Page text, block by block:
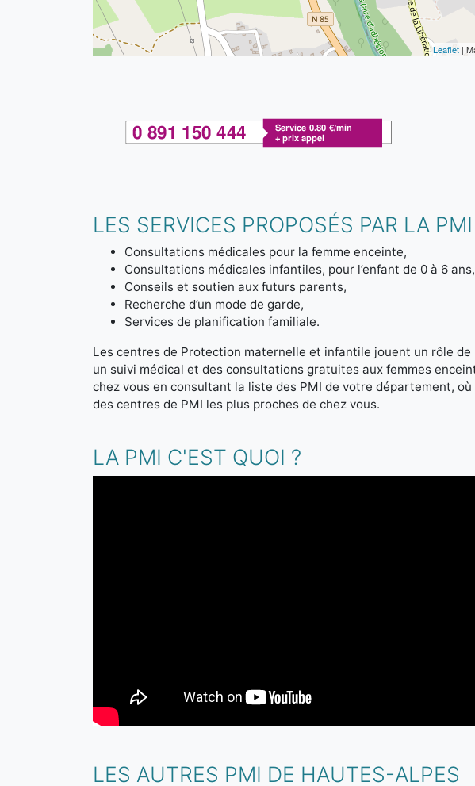
Leaflet |
LES SERVICES PROPOSÉS PAR LA PMI
Consultations médicales pour la femme enceinte,
Consultations médicales infantiles, pour l’enfant de 0 à 6 ans,
Conseils et soutien aux futurs parents,
Recherche d’un mode de garde,
Services de planification familiale.
Les centres de Protection maternelle et infantile jouent un rôle
un suivi médical et des consultations gratuites aux femmes
chez vous en consultant la liste des PMI de votre département,
des centres de PMI les plus proches de chez vous.
LA PMI C'EST QUOI ?
LES AUTRES PMI DE HAUTES-ALPES